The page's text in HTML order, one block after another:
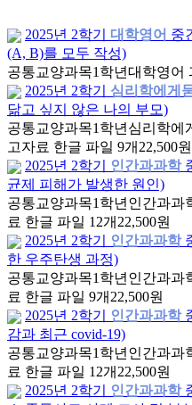
2025년 2학기 대학영어 중
(A, B)를 모두 작성)
공통교양과목1학년대학영어
2025년 2학기
심리학에게
닮고 싶지 않은 나의 부모)
공통교양과목1학년 심리학에
고자료 한글 파일 9개 22,500원
2025년 2학기
인간과과학
균제 피해가 발생한 원인)
공통교양과목1학년 인간과과
료 한글 파일 12개 22,500원
2025년 2학기
인간과과학
한 우주탄생 과정)
공통교양과목1학년 인간과과
료 한글 파일 9개 22,500원
2025년 2학기
인간과과학
감과 최근 covid-19)
공통교양과목1학년 인간과과
료 한글 파일 12개 22,500원
2025년 2학기
인간과과학